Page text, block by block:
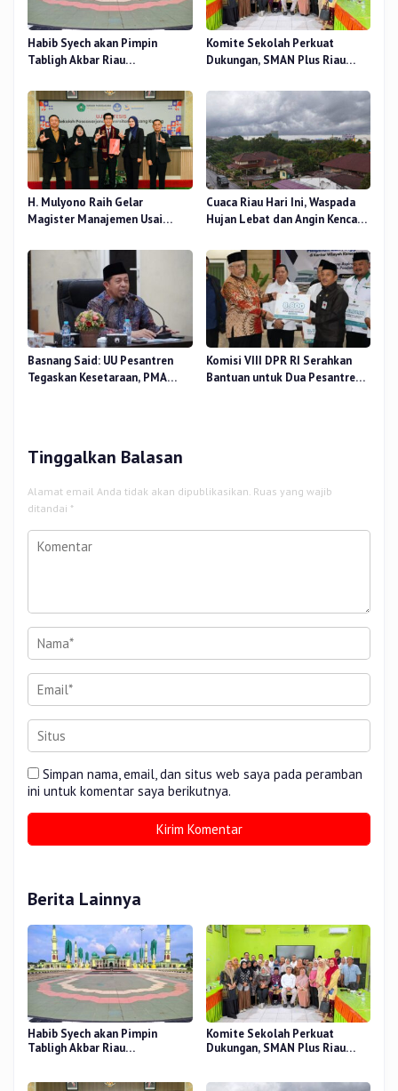
Habib Syech akan Pimpin
Tabligh Akbar Riau
Nur, Besok
Komite Sekolah Perkuat
Dukungan, SMAN Plus Riau
Pendidikan
H. Mulyono Raih Gelar
Magister Manajemen Usai
Terhadap Beban Kerja
Cuaca Riau Hari Ini, Waspada
Hujan Lebat dan Angin Kencang
Basnang Said: UU Pesantren
Tegaskan Kesetaraan, PMA
Komisi VIII DPR RI Serahkan
Bantuan untuk Dua Pesantren
Tinggalkan Balasan
Alamat email Anda tidak akan dipublikasikan. Ruas yang wajib
ditandai *
Simpan nama, email, dan situs web saya pada peramban
ini untuk komentar saya berikutnya.
Berita Lainnya
Habib Syech akan Pimpin
Tabligh Akbar Riau
Komite Sekolah Perkuat
Dukungan, SMAN Plus Riau